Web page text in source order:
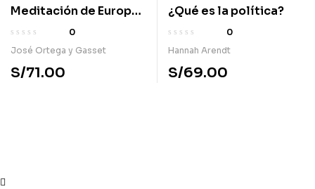
Meditación de Europa
y otros ensayos
0
José Ortega y Gasset
S/71.00
¿Qué es la política?
0
Hannah Arendt
S/69.00